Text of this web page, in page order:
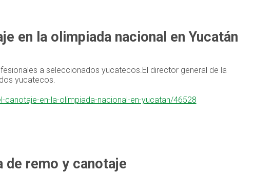
en la olimpiada nacional en Yucatán
a seleccionados yucatecos.El director general de la
yucatecos.
en-la-olimpiada-nacional-en-yucatan/46528
de remo y canotaje